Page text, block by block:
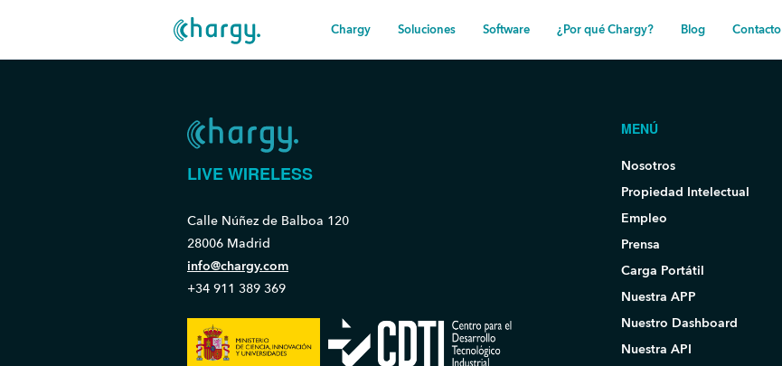
Chargy Soluciones Software ¿Por qué Chargy? Blog Contacto
LIVE WIRELESS
Calle Núñez de Balboa 120
28006 Madrid
info@chargy.com
+34 911 389 369
MENÚ
Nosotros
Propiedad Intelectual
Empleo
Prensa
Carga Portátil
Nuestra APP
Nuestro Dashboard
Nuestra API